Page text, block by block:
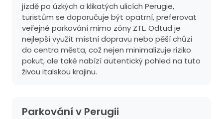
jízdě po úzkých a klikatých ulicích Perugie,
turistům se doporučuje být opatrní, preferovat
veřejné parkování mimo zóny ZTL. Odtud je
nejlepší využít místní dopravu nebo pěší chůzi
do centra města, což nejen minimalizuje riziko
pokut, ale také nabízí autentický pohled na tuto
živou italskou krajinu.
Parkování v Perugii